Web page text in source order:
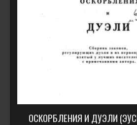
ОСКОРБЛЕНИЯ И ДУЭЛИ